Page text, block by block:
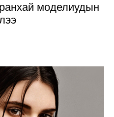
моделиудын